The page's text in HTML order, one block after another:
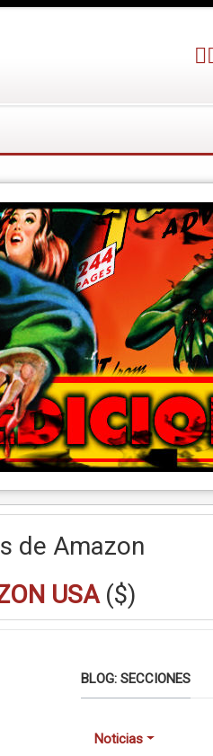
de Amazon
USA($)
BLOG: SECCIONES
Noticias